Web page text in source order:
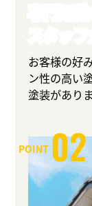
お客様の好
ン性の高い
塗装がありま
POINT02